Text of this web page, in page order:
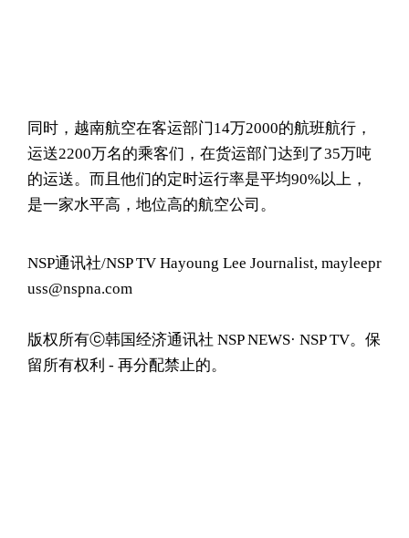
同时，越南航空在客运部门14万2000的航班航行，
运送2200万名的乘客们，在货运部门达到了35万吨
的运送。而且他们的定时运行率是平均90%以上，
是一家水平高，地位高的航空公司。
NSP通讯社/NSP TV Hayoung Lee Journalist, mayleepr
uss@nspna.com
版权所有ⓒ韩国经济通讯社 NSP NEWS· NSP TV。保
留所有权利 - 再分配禁止的。